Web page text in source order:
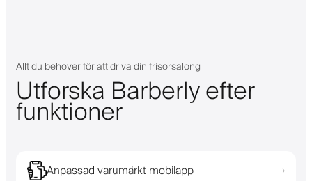
Allt du behöver för att driva din frisörsalong
Utforska Barberly efter
funktioner
Anpassad varumärkt mobilapp ›